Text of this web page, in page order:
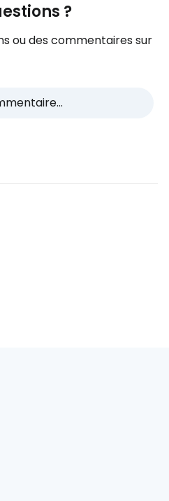
?
ou des commentaires sur